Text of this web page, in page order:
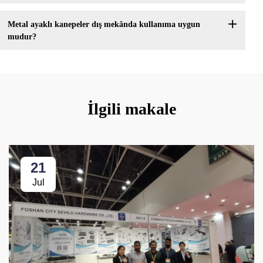
Metal ayaklı kanepeler dış mekânda kullanıma uygun
mudur?
İlgili makale
21
Jul